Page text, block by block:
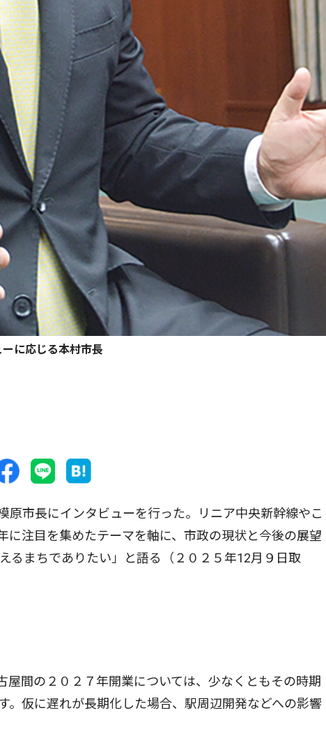
に応じる本村市長
市長にインタビューを行った。リニア中央新幹線やこ
に注目を集めたテーマを軸に、市政の現状と今後の展望
るまちでありたい」と語る（２０２５年12月９日取
間の２０２７年開業については、少なくともその時期
。仮に遅れが長期化した場合、駅周辺開発などへの影響